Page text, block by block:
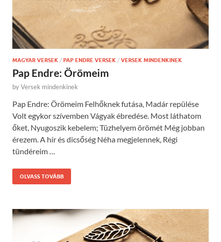
MAGYAR VERSEK / PAP ENDRE VERSEK / VERSEK MINDENKINEK
Pap Endre: Örömeim
byVersek mindenkinek
Pap Endre: Örömeim Felhőknek futása, Madár repülése
Volt egykor szívemben Vágyak ébredése. Most láthatom
őket, Nyugoszik kebelem; Tüzhelyem örömét Még jobban
érezem. A hír és dicsőség Néha megjelennek, Régi
tündéreim …
OLVASS TOVÁBB